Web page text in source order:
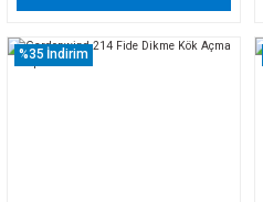
%35 İndirim